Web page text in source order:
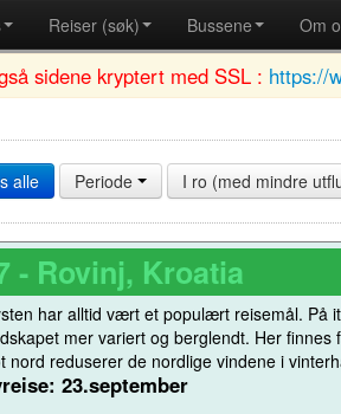
Reiser (søk) Bussene Om
sidene kryptert med SSL : https://
alle Periode I ro (med mindre
- Rovinj, Kroatia
har alltid vært et populært reisemål. På
mer variert og berglendt. Her
nord reduserer de nordlige vindene i
23.september